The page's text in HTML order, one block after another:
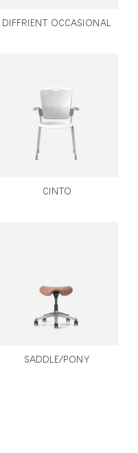
DIFFRIENT OCCASIONAL
CINTO
SADDLE/PONY